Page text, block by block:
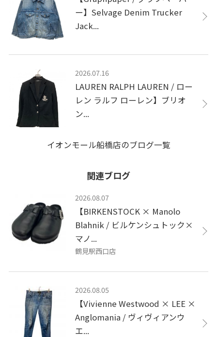
ー】Selvage Denim Trucker
Jack...
2026.07.16
LAUREN RALPH LAUREN / ロー
レン ラルフ ローレン】ブリオ
ン...
イオンモール船橋店のブログ一覧
関連ブログ
2026.08.07
【BIRKENSTOCK × Manolo
Blahnik / ビルケンシュトック×
マノ...
鶴見駅西口店
2026.08.05
【Vivienne Westwood × LEE ×
Anglomania / ヴィヴィアンウ
エ...